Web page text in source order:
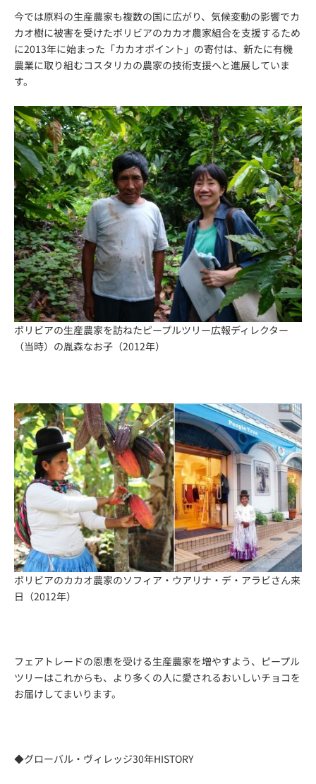
今では原料の生産農家も複数の国に広がり、気候変動の影響でカ
カオ樹に被害を受けたボリビアのカカオ農家組合を支援するため
に2013年に始まった「カカオポイント」の寄付は、新たに有機
農業に取り組むコスタリカの農家の技術支援へと進展していま
す。
ボリビアの生産農家を訪ねたピープルツリー広報ディレクター
（当時）の胤森なお子（2012年）
ボリビアのカカオ農家のソフィア・ウアリナ・デ・アラビさん来
日（2012年）
フェアトレードの恩恵を受ける生産農家を増やすよう、ピープル
ツリーはこれからも、より多くの人に愛されるおいしいチョコを
お届けしてまいります。
◆グローバル・ヴィレッジ30年HISTORY